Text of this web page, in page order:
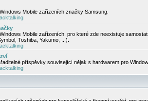
Mobile zařízeních značky Samsung.
Mobile zařízeních, pro které zde neexistuje
Toshiba, Yakumo, ...).
příspěvky související nějak s hardwarem pro